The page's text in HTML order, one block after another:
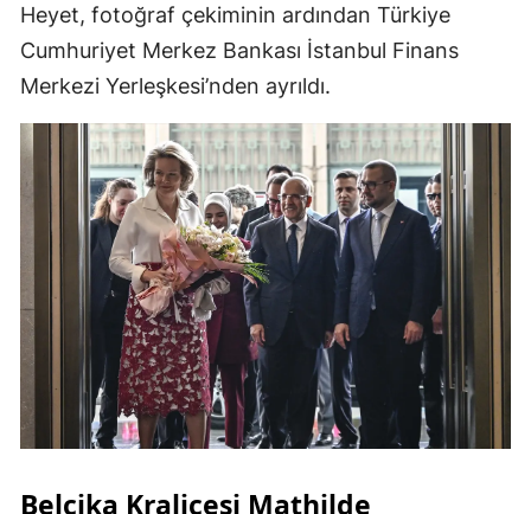
Heyet, fotoğraf çekiminin ardından Türkiye
Cumhuriyet Merkez Bankası İstanbul Finans
Merkezi Yerleşkesi’nden ayrıldı.
Belçika Kraliçesi Mathilde